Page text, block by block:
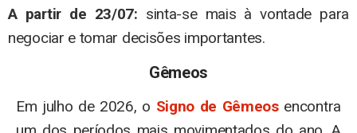
A partir de 23/07: sinta-se mais à vontade para
negociar e tomar decisões importantes.
Gêmeos
Em julho de 2026, o Signo de Gêmeosencontra